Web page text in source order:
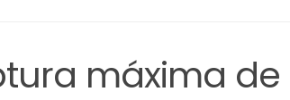
máxima de